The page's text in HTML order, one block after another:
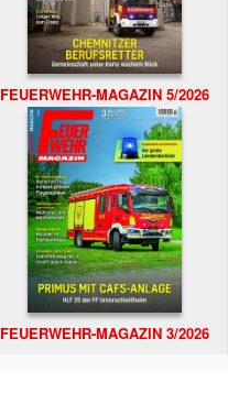
FEUERWEHR-MAGAZIN 5/2026
FEUERWEHR-MAGAZIN 3/2026